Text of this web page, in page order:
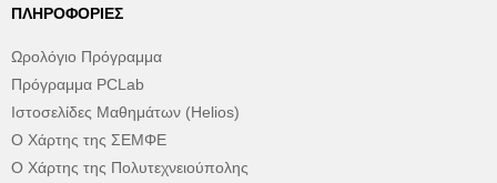
ΠΛΗΡΟΦΟΡΊΕΣ
Ωρολόγιο Πρόγραμμα
Πρόγραμμα PCLab
Ιστοσελίδες Μαθημάτων (Helios)
Ο Χάρτης της ΣΕΜΦΕ
Ο Χάρτης της Πολυτεχνειούπολης